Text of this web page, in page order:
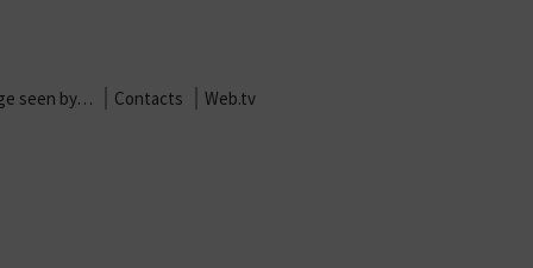
seen by… Contacts Web.tv